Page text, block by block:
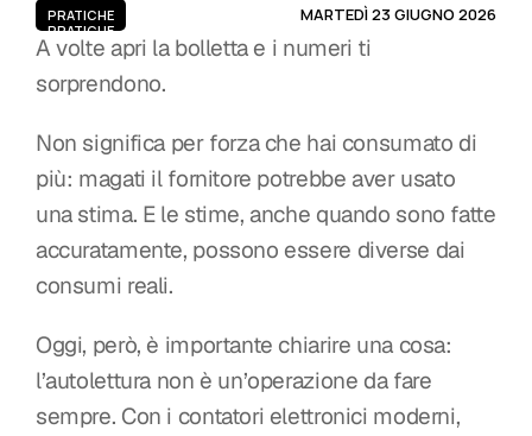
PRATICHE
PRATICHE
MARTEDÌ 23 GIUGNO 2026
A volte apri la bolletta e i numeri ti
sorprendono.
Non significa per forza che hai consumato di
più: magati il fornitore potrebbe aver usato
una stima. E le stime, anche quando sono fatte
accuratamente, possono essere diverse dai
consumi reali.
Oggi, però, è importante chiarire una cosa:
l’autolettura non è un’operazione da fare
sempre. Con i contatori elettronici moderni,